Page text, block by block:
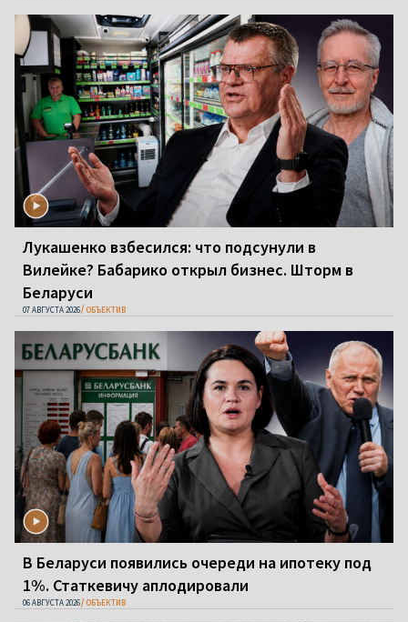
Лукашенко взбесился: что подсунули в
Вилейке? Бабарико открыл бизнес. Шторм в
Беларуси
07 АВГУСТА 2026 ОБЪЕКТИВ
В Беларуси появились очереди на ипотеку под
1%. Статкевичу аплодировали
06 АВГУСТА 2026 ОБЪЕКТИВ